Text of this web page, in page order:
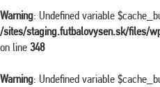
Warning: Undefined variable
/sites/staging.futbalovysen.sk/files/
on line 348
Warning: Undefined variable